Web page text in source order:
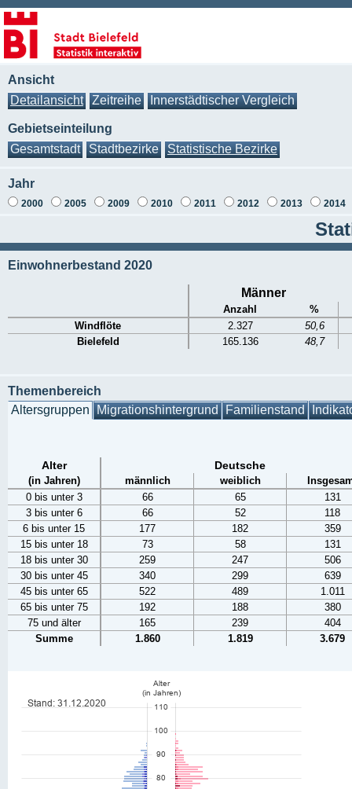
Ansicht
Detailansicht
Zeitreihe Innerstädtischer Vergleich
Gebietseinteilung
Gesamtstadt
Stadtbezirke Statistische Bezirke
Jahr
2000 2005 2009 2010 2011 2012 2013 2014
Einwohnerbestand 2020
Männer
Anzahl
%
Windflöte
2.327
50,6
Bielefeld
165.136 48,7
Themenbereich
Altersgruppen Migrationshintergrund Familienstand
Alter Deutsche
(in Jahren) männlich weiblich
0 bis unter 3
66 65
131
3 bis unter 6
66 52
118
6 bis unter 15
177 182
359
15 bis unter 18
73 58
131
18 bis unter 30
259 247
506
30 bis unter 45
340 299
639
45 bis unter 65
522 489
1.011
65 bis unter 75
192 188
380
75 und älter
165 239
404
Summe
1.860 1.819 3.679